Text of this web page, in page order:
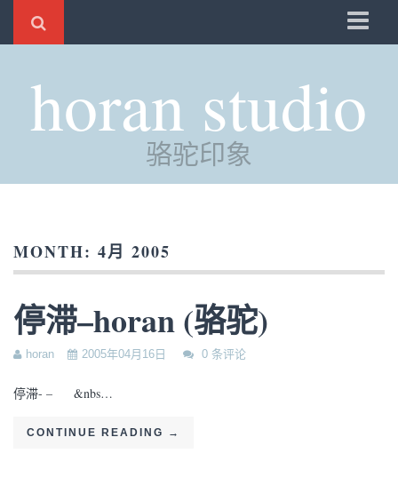
时光
评分
管理
horan studio
骆驼印象
MONTH: 4月 2005
停滞–horan (骆驼)
horan 2005年04月16日 0 条评论
停滞- – &nbs…
CONTINUE READING →